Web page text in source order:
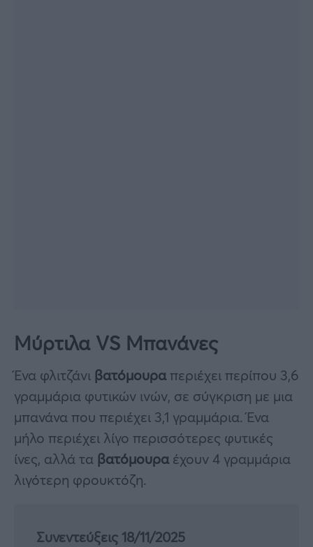
Μύρτιλα VS Μπανάνες
Ένα φλιτζάνι βατόμουραπεριέχει περίπου 3,6
γραμμάρια φυτικών ινών, σε σύγκριση με μια
μπανάνα που περιέχει 3,1 γραμμάρια. Ένα
μήλο περιέχει λίγο περισσότερες φυτικές
ίνες, αλλά τα βατόμουραέχουν 4 γραμμάρια
λιγότερη φρουκτόζη.
Συνεντεύξεις 18/11/2025